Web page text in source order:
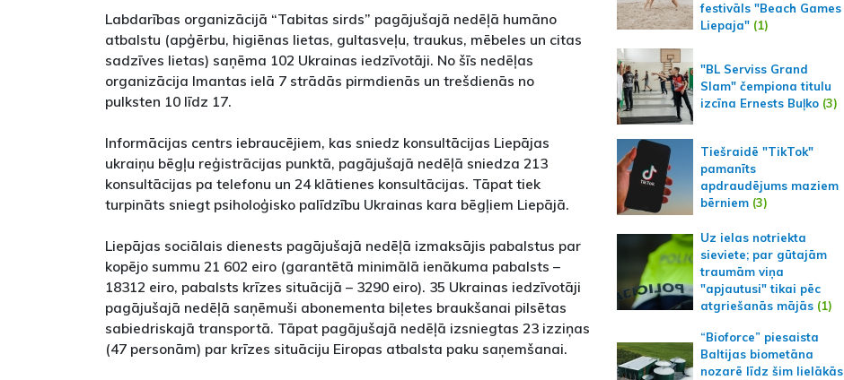
Labdarības organizācijā “Tabitas sirds” pagājušajā nedēļā humāno
atbalstu (apģērbu, higiēnas lietas, gultasveļu, traukus, mēbeles un citas
sadzīves lietas) saņēma 102 Ukrainas iedzīvotāji. No šīs nedēļas
organizācija Imantas ielā 7 strādās pirmdienās un trešdienās no
pulksten 10 līdz 17.
Informācijas centrs iebraucējiem, kas sniedz konsultācijas Liepājas
ukraiņu bēgļu reģistrācijas punktā, pagājušajā nedēļā sniedza 213
konsultācijas pa telefonu un 24 klātienes konsultācijas. Tāpat tiek
turpināts sniegt psiholoģisko palīdzību Ukrainas kara bēgļiem Liepājā.
Liepājas sociālais dienests pagājušajā nedēļā izmaksājis pabalstus par
kopējo summu 21 602 eiro (garantētā minimālā ienākuma pabalsts –
18312 eiro, pabalsts krīzes situācijā – 3290 eiro). 35 Ukrainas iedzīvotāji
pagājušajā nedēļā saņēmuši abonementa biļetes braukšanai pilsētas
sabiedriskajā transportā. Tāpat pagājušajā nedēļā izsniegtas 23 izziņas
(47 personām) par krīzes situāciju Eiropas atbalsta paku saņemšanai.
festivāls "Beach Games
Liepaja"(1)
"BL Serviss Grand
Slam" čempiona titulu
izcīna Ernests Buļko(3)
Tiešraidē "TikTok"
pamanīts
apdraudējums maziem
bērniem(3)
Uz ielas notriekta
sieviete; par gūtajām
traumām viņa
"apjautusi" tikai pēc
atgriešanās mājās(1)
“Bioforce” piesaista
Baltijas biometāna
nozarē līdz šim lielākās